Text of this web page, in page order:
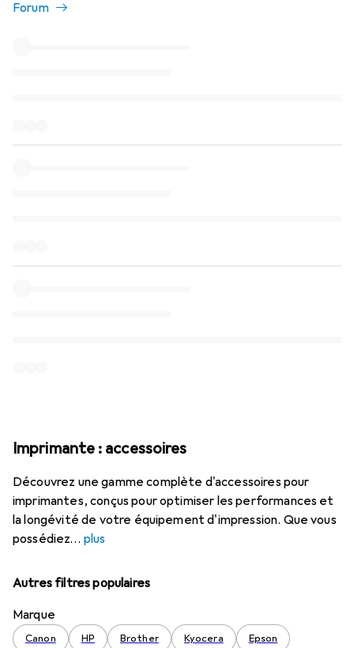
Forum
Imprimante : accessoires
Découvrez une gamme complète d'accessoires pour
imprimantes, conçus pour optimiser les performances et
la longévité de votre équipement d'impression. Que vous
possédiez
plus
Autres filtres populaires
Marque
Canon HP Brother Kyocera Epson